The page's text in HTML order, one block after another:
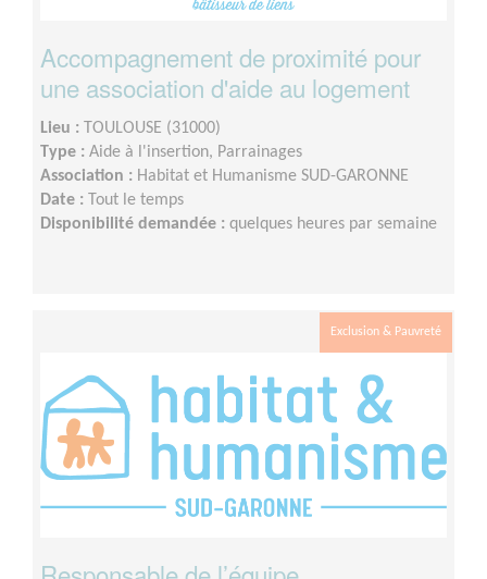
Accompagnement de proximité pour
une association d'aide au logement
Lieu : TOULOUSE (31000)
Type : Aide à l'insertion, Parrainages
Association : Habitat et Humanisme SUD-GARONNE
Date : Tout le temps
Disponibilité demandée : quelques heures par semaine
Exclusion & Pauvreté